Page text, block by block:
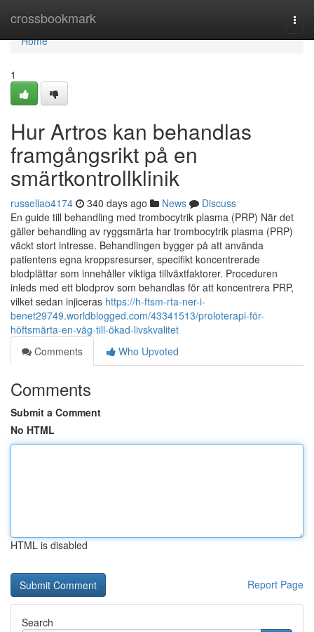
crossbookmark
Home
Home
1
Hur Artros kan behandlas
framgångsrikt på en
smärtkontrollklinik
russellao4174 340 days ago News
Discuss
En guide till behandling med trombocytrik plasma (PRP) När det
gäller behandling av ryggsmärta har trombocytrik plasma (PRP)
väckt stort intresse. Behandlingen bygger på att använda
patientens egna kroppsresurser, specifikt koncentrerade
blodplättar som innehåller viktiga tillväxtfaktorer. Proceduren
inleds med ett blodprov som behandlas för att koncentrera PRP,
vilket sedan injiceras https://h-ftsm-rta-ner-i-
benet29749.worldblogged.com/43341513/proloterapi-för-
höftsmärta-en-väg-till-ökad-livskvalitet
Comments
Who Upvoted
Comments
Submit a Comment
No HTML
HTML is disabled
Report Page
Search